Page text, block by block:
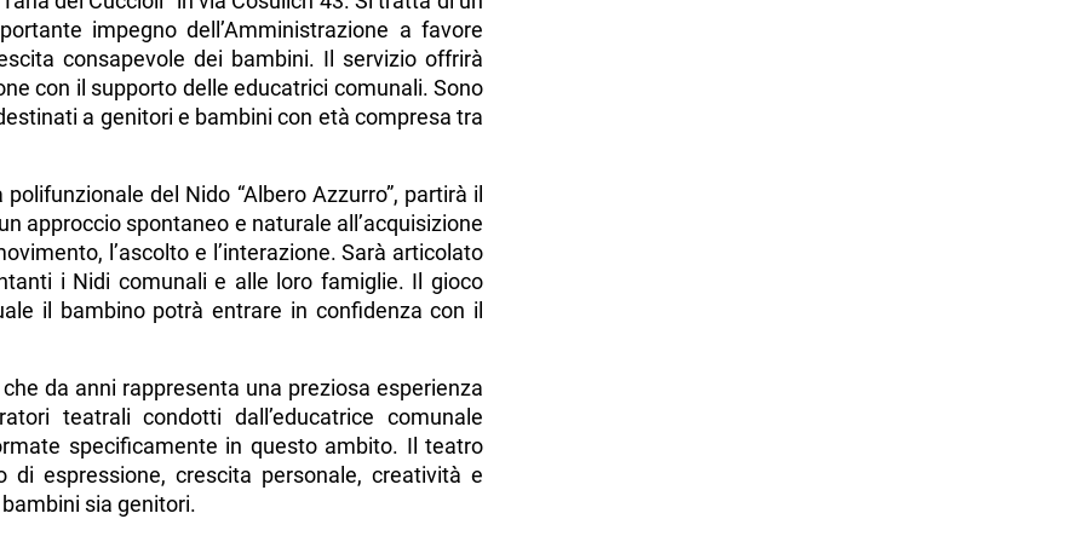
impegno dell’Amministrazione a favore
consapevole dei bambini. Il servizio offrirà
con il supporto delle educatrici comunali. Sono
a genitori e bambini con età compresa tra
del Nido “Albero Azzurro”, partirà il
approccio spontaneo e naturale all’acquisizione
l’ascolto e l’interazione. Sarà articolato
i Nidi comunali e alle loro famiglie. Il gioco
il bambino potrà entrare in confidenza con il
da anni rappresenta una preziosa esperienza
teatrali condotti dall’educatrice comunale
specificamente in questo ambito. Il teatro
espressione, crescita personale, creatività e
sia genitori.